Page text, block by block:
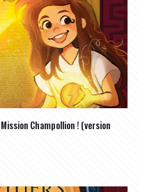
Champollion ! (version